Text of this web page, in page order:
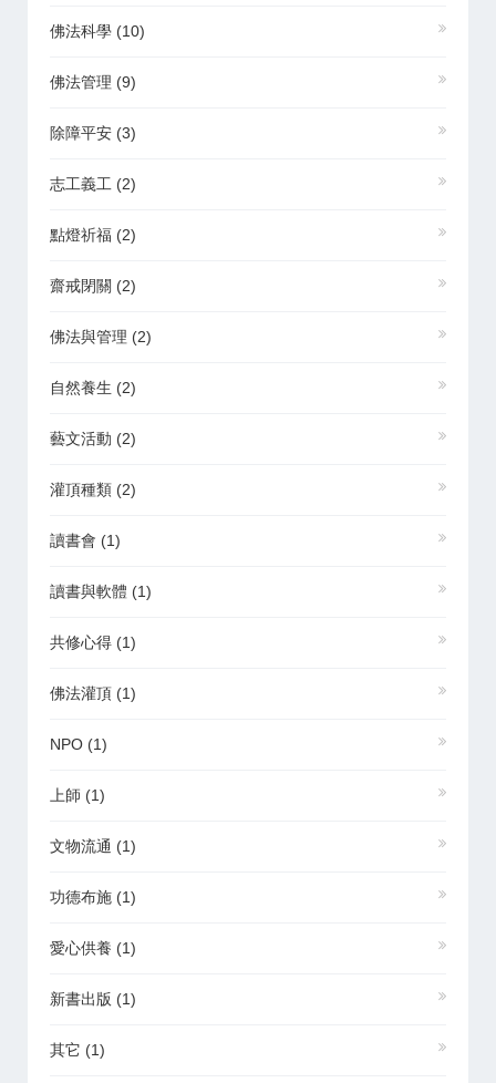
佛法科學 (10)
佛法管理 (9)
除障平安 (3)
志工義工 (2)
點燈祈福 (2)
齋戒閉關 (2)
佛法與管理 (2)
自然養生 (2)
藝文活動 (2)
灌頂種類 (2)
讀書會 (1)
讀書與軟體 (1)
共修心得 (1)
佛法灌頂 (1)
NPO (1)
上師 (1)
文物流通 (1)
功德布施 (1)
愛心供養 (1)
新書出版 (1)
其它 (1)